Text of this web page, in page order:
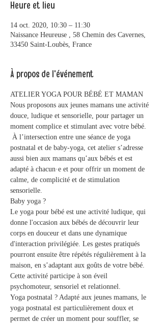
Heure et lieu
14 oct. 2020, 10:30 – 11:30
Naissance Heureuse , 58 Chemin des Cavernes,
33450 Saint-Loubès, France
À propos de l'événement
ATELIER YOGA POUR BÉBÉ ET MAMAN
Nous proposons aux jeunes mamans une activité
douce, ludique et sensorielle, pour partager un
moment complice et stimulant avec votre bébé.
À l’intersection entre une séance de yoga
postnatal et de baby-yoga, cet atelier s’adresse
aussi bien aux mamans qu’aux bébés et est
adapté à chacun·e et pour offrir un moment de
calme, de complicité et de stimulation
sensorielle.
Baby yoga ?
Le yoga pour bébé est une activité ludique, qui
donne l'occasion aux bébés de découvrir leur
corps en douceur et dans une dynamique
d'interaction privilégiée. Les gestes pratiqués
pourront ensuite être répétés régulièrement à la
maison, en s’adaptant aux goûts de votre bébé.
Cette activité participe à son éveil
psychomoteur, sensoriel et relationnel.
Yoga postnatal ? Adapté aux jeunes mamans, le
yoga postnatal est particulièrement doux et
permet de créer un moment pour souffler, se